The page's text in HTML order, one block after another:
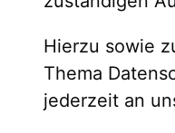
Hierzu sowie
Thema
jederzeit an